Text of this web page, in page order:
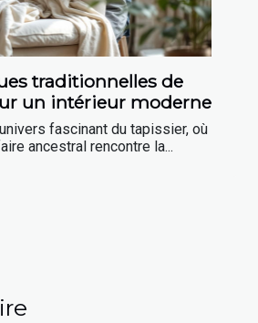
traditionnelles de
un intérieur moderne
fascinant du tapissier, où
ancestral rencontre la...